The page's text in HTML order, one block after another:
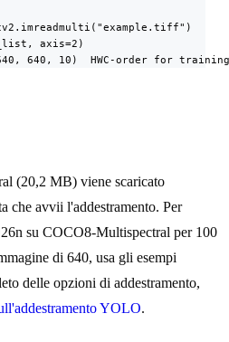
axis=2)
640, 10)  HWC-order for
(20,2 MB) viene scaricato
che avvii l'addestramento. Per
su COCO8-Multispectral per 100
di 640, usa gli esempi
delle opzioni di addestramento,
YOLO.